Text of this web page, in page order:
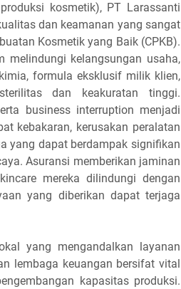
kosmetik), PT Larassanti
dan keamanan yang sangat
Kosmetik yang Baik (CPKB).
melindungi kelangsungan usaha,
formula eksklusif milik klien,
dan keakuratan tinggi.
business interruption menjadi
kebakaran, kerusakan peralatan
yang dapat berdampak signifikan
Asuransi memberikan jaminan
mereka dilindungi dengan
yang diberikan dapat terjaga
yang mengandalkan layanan
lembaga keuangan bersifat vital
kapasitas produksi.